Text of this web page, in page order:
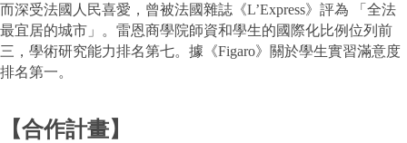
而深受法國人民喜愛，曾被法國雜誌《L’Express》評為 「全法
最宜居的城市」。雷恩商學院師資和學生的國際化比例位列前
三，學術研究能力排名第七。據《Figaro》關於學生實習滿意度
排名第一。
【合作計畫】